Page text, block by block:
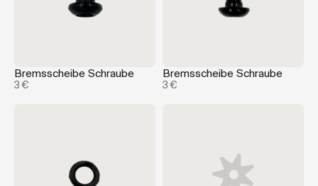
Bremsscheibe Schraube
3 €
Bremsscheibe Schraube
3 €